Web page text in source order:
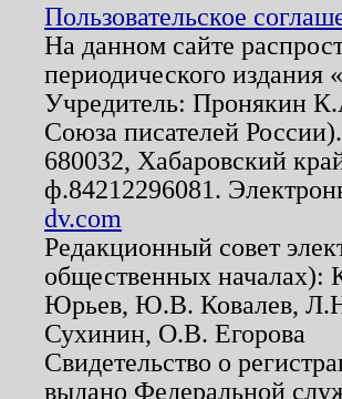
Пользовательское
На данном сайте
периодического
Учредитель: Пронякин
Союза писателей
680032, Хабаровский
ф.84212296081.
dv.com
Редакционный совет
общественных
Юрьев, Ю.В. Ковалев,
Сухинин, О.В. Егорова
Свидетельство о
выдано Федеральной